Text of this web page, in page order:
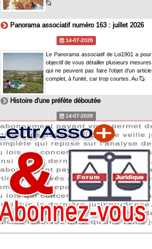
Panorama associatif numéro 163 : juillet 2026
14-07-2026
Le Panorama associatif de Loi1901 a pour
objectif de vous détailler plusieurs mesures
qui ne peuvent pas faire l'objet d'un article
complet, à l'unité, car trop courtes. Au
Histoire d'une préfète déboutée
14-07-2026
Il y a des préfètes et des préfets qui
souhaitent tellement faire plaisir à ceux, par
lesquels leur bonne fortune est arrivée,
qu'ils en oublient la réalité de leur fonction
qui
NAF 2025 : nouvelle nomenclature d'activités
dès 2027
07-07-2026
Les nomenclatures d'activités française